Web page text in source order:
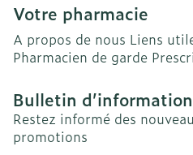
Votre pharmacie
A propos de nous Liens
Pharmacien de garde
Bulletin d’information
Restez informé des
promotions